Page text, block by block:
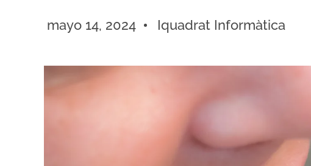
mayo 14, 2024 Iquadrat Informàtica